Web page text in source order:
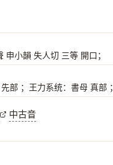
申小韻 失人切 三等 開口；
部 ；王力系统：書母 真部 ；
中古音